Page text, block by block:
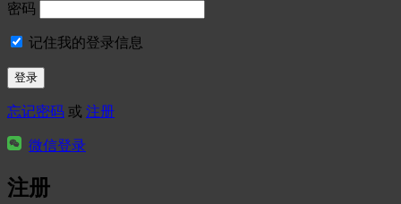
密码
记住我的登录信息
忘记密码 或 注册
微信登录
注册